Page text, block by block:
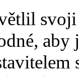
svoji